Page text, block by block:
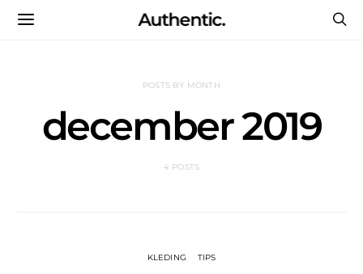
Authentic.
POSTS BY MONTH
december 2019
4 POSTS
KLEDING TIPS